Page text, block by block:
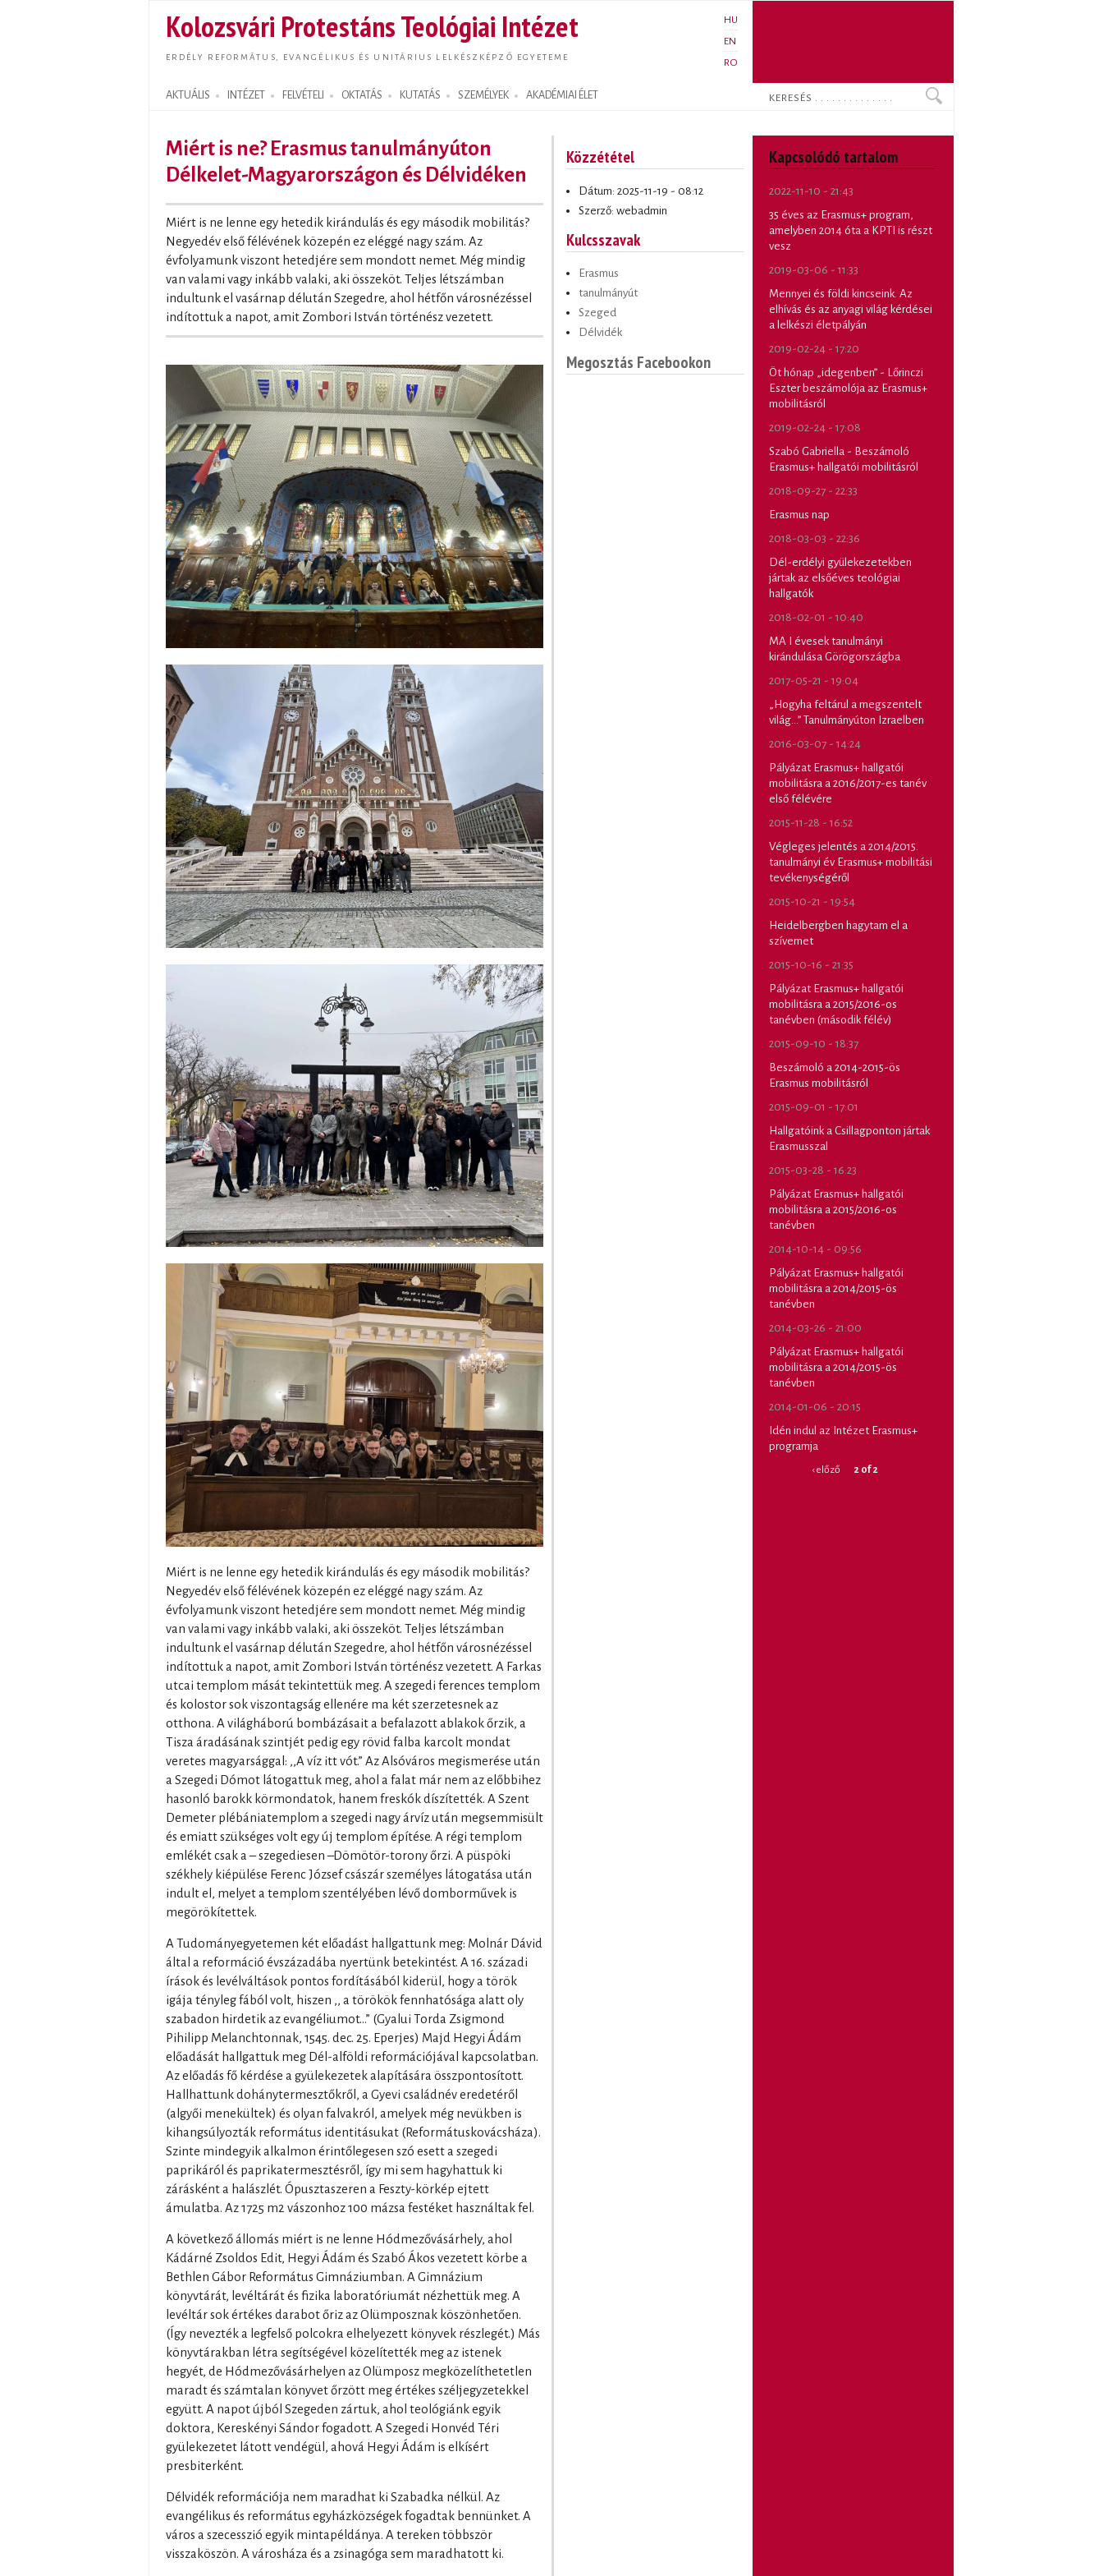
tartalomra
Kolozsvári Protestáns Teológiai Intézet
ERDÉLY REFORMÁTUS, EVANGÉLIKUS ÉS UNITÁRIUS LELKÉSZKÉPZŐ EGYETEME
HU
EN
RO
AKTUÁLIS INTÉZET FELVÉTELI OKTATÁS KUTATÁS SZEMÉLYEK AKADÉMIAI ÉLET
Search form
Keresés
Miért is ne? Erasmus tanulmányúton
Délkelet-Magyarországon és Délvidéken
Miért is ne lenne egy hetedik kirándulás és egy második mobilitás?
Negyedév első félévének közepén ez eléggé nagy szám. Az
évfolyamunk viszont hetedjére sem mondott nemet. Még mindig
van valami vagy inkább valaki, aki összeköt. Teljes létszámban
indultunk el vasárnap délután Szegedre, ahol hétfőn városnézéssel
indítottuk a napot, amit Zombori István történész vezetett.
Miért is ne lenne egy hetedik kirándulás és egy második mobilitás?
Negyedév első félévének közepén ez eléggé nagy szám. Az
évfolyamunk viszont hetedjére sem mondott nemet. Még mindig
van valami vagy inkább valaki, aki összeköt. Teljes létszámban
indultunk el vasárnap délután Szegedre, ahol hétfőn városnézéssel
indítottuk a napot, amit Zombori István történész vezetett. A Farkas
utcai templom mását tekintettük meg. A szegedi ferences templom
és kolostor sok viszontagság ellenére ma két szerzetesnek az
otthona. A világháború bombázásait a befalazott ablakok őrzik, a
Tisza áradásának szintjét pedig egy rövid falba karcolt mondat
veretes magyarsággal: ,,A víz itt vót.” Az Alsóváros megismerése után
a Szegedi Dómot látogattuk meg, ahol a falat már nem az előbbihez
hasonló barokk körmondatok, hanem freskók díszítették. A Szent
Demeter plébániatemplom a szegedi nagy árvíz után megsemmisült
és emiatt szükséges volt egy új templom építése. A régi templom
emlékét csak a – szegediesen –Dömötör-torony őrzi. A püspöki
székhely kiépülése Ferenc József császár személyes látogatása után
indult el, melyet a templom szentélyében lévő domborművek is
megörökítettek.
A Tudományegyetemen két előadást hallgattunk meg: Molnár Dávid
által a reformáció évszázadába nyertünk betekintést. A 16. századi
írások és levélváltások pontos fordításából kiderül, hogy a török
igája tényleg fából volt, hiszen ,, a törökök fennhatósága alatt oly
szabadon hirdetik az evangéliumot…” (Gyalui Torda Zsigmond
Pihilipp Melanchtonnak, 1545. dec. 25. Eperjes) Majd Hegyi Ádám
előadását hallgattuk meg Dél-alföldi reformációjával kapcsolatban.
Az előadás fő kérdése a gyülekezetek alapítására összpontosított.
Hallhattunk dohánytermesztőkről, a Gyevi családnév eredetéről
(algyői menekültek) és olyan falvakról, amelyek még nevükben is
kihangsúlyozták református identitásukat (Reformátuskovácsháza).
Szinte mindegyik alkalmon érintőlegesen szó esett a szegedi
paprikáról és paprikatermesztésről, így mi sem hagyhattuk ki
zárásként a halászlét. Ópusztaszeren a Feszty-körkép ejtett
ámulatba. Az 1725 m2 vászonhoz 100 mázsa festéket használtak fel.
A következő állomás miért is ne lenne Hódmezővásárhely, ahol
Kádárné Zsoldos Edit, Hegyi Ádám és Szabó Ákos vezetett körbe a
Bethlen Gábor Református Gimnáziumban. A Gimnázium
könyvtárát, levéltárát és fizika laboratóriumát nézhettük meg. A
levéltár sok értékes darabot őriz az Olümposznak köszönhetően.
(Így nevezték a legfelső polcokra elhelyezett könyvek részlegét.) Más
könyvtárakban létra segítségével közelítették meg az istenek
hegyét, de Hódmezővásárhelyen az Olümposz megközelíthetetlen
maradt és számtalan könyvet őrzött meg értékes széljegyzetekkel
együtt. A napot újból Szegeden zártuk, ahol teológiánk egyik
doktora, Kereskényi Sándor fogadott. A Szegedi Honvéd Téri
gyülekezetet látott vendégül, ahová Hegyi Ádám is elkísért
presbiterként.
Délvidék reformációja nem maradhat ki Szabadka nélkül. Az
evangélikus és református egyházközségek fogadtak bennünket. A
város a szecesszió egyik mintapéldánya. A tereken többször
visszaköszön. A városháza és a zsinagóga sem maradhatott ki.
Közzététel
Dátum: 2025-11-19 - 08:12
Szerző: webadmin
Kulcsszavak
Erasmus
tanulmányút
Szeged
Délvidék
Megosztás Facebookon
Kapcsolódó tartalom
2022-11-10 - 21:43
35 éves az Erasmus+ program,
amelyben 2014 óta a KPTI is részt
vesz
2019-03-06 - 11:33
Mennyei és földi kincseink. Az
elhívás és az anyagi világ kérdései
a lelkészi életpályán
2019-02-24 - 17:20
Öt hónap „idegenben” - Lőrinczi
Eszter beszámolója az Erasmus+
mobilitásról
2019-02-24 - 17:08
Szabó Gabriella - Beszámoló
Erasmus+ hallgatói mobilitásról
2018-09-27 - 22:33
Erasmus nap
2018-03-03 - 22:36
Dél-erdélyi gyülekezetekben
jártak az elsőéves teológiai
hallgatók
2018-02-01 - 10:40
MA I évesek tanulmányi
kirándulása Görögországba
2017-05-21 - 19:04
„Hogyha feltárul a megszentelt
világ…” Tanulmányúton Izraelben
2016-03-07 - 14:24
Pályázat Erasmus+ hallgatói
mobilitásra a 2016/2017-es tanév
első félévére
2015-11-28 - 16:52
Végleges jelentés a 2014/2015.
tanulmányi év Erasmus+ mobilitási
tevékenységéről
2015-10-21 - 19:54
Heidelbergben hagytam el a
szívemet
2015-10-16 - 21:35
Pályázat Erasmus+ hallgatói
mobilitásra a 2015/2016-os
tanévben (második félév)
2015-09-10 - 18:37
Beszámoló a 2014-2015-ös
Erasmus mobilitásról
2015-09-01 - 17:01
Hallgatóink a Csillagponton jártak
Erasmusszal
2015-03-28 - 16:23
Pályázat Erasmus+ hallgatói
mobilitásra a 2015/2016-os
tanévben
2014-10-14 - 09:56
Pályázat Erasmus+ hallgatói
mobilitásra a 2014/2015-ös
tanévben
2014-03-26 - 21:00
Pályázat Erasmus+ hallgatói
mobilitásra a 2014/2015-ös
tanévben
2014-01-06 - 20:15
Idén indul az Intézet Erasmus+
programja
‹ előző 2 of 2